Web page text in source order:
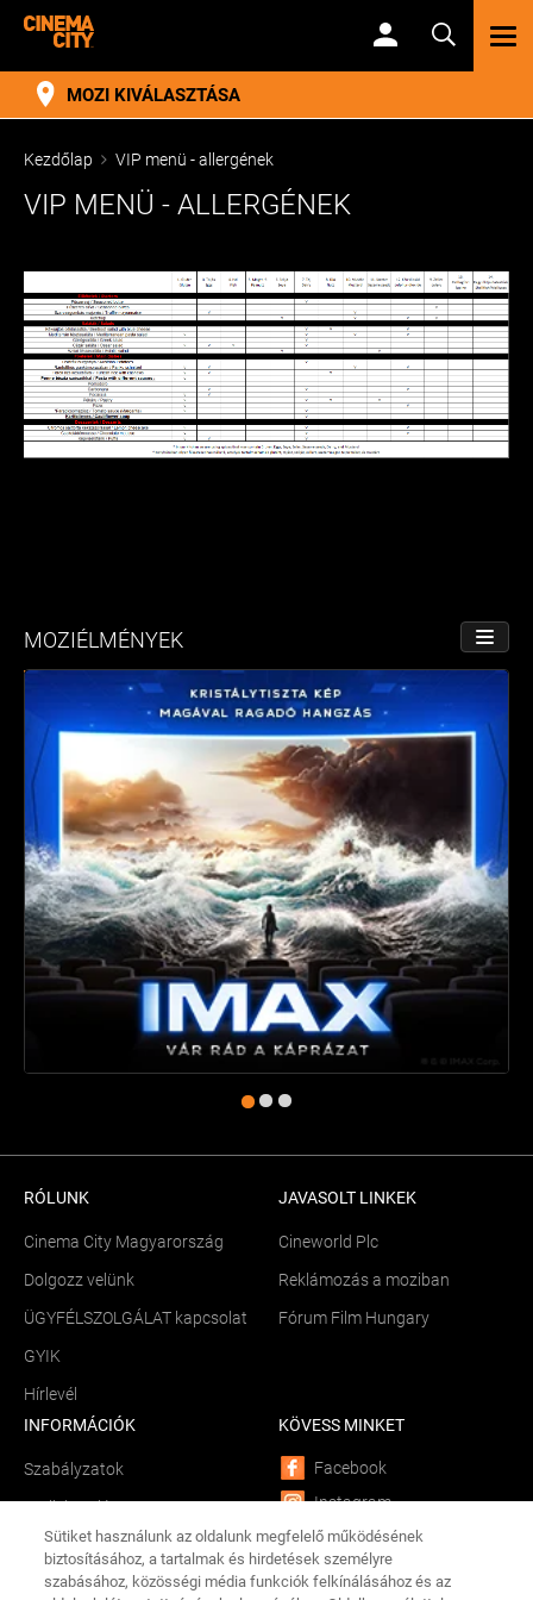
MOZI KIVÁLASZTÁSA
Kezdőlap VIP menü - allergének
VIP MENÜ - ALLERGÉNEK
MOZIÉLMÉNYEK
RÓLUNK
Cinema City Magyarország
Dolgozz velünk
ÜGYFÉLSZOLGÁLAT kapcsolat
GYIK
Hírlevél
JAVASOLT LINKEK
Cineworld Plc
Reklámozás a moziban
Fórum Film Hungary
INFORMÁCIÓK
Szabályzatok
Sütik kezelése
Békéltető testület
Összetevők és allergének
KÖVESS MINKET
Facebook
Instagram
YouTube
LinkedIn
Sütiket használunk az oldalunk megfelelő működésének
biztosításához, a tartalmak és hirdetések személyre
szabásához, közösségi média funkciók felkínálásához és az